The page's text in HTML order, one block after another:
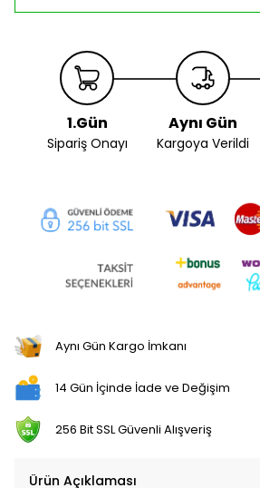
1.Gün
Sipariş Onayı
Aynı Gün
Kargoya Verildi
Aynı Gün Kargo İmkanı
14 Gün İçinde İade ve Değişim
256 Bit SSL Güvenli Alışveriş
Ürün Açıklaması